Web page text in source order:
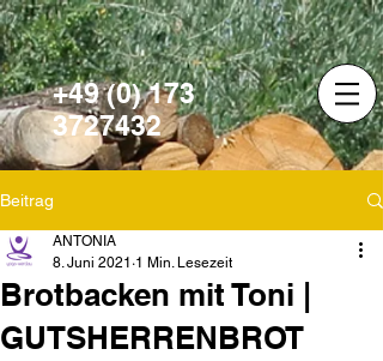
+49 (0) 173
3727432
Beitrag
Brotbacken mit Toni |
GUTSHERRENBROT
ANTONIA
8. Juni 2021 1 Min. Lesezeit